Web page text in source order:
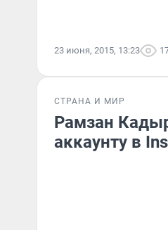
23 июня, 2015, 13:23
СТРАНА И МИР
Рамзан
аккаунту в